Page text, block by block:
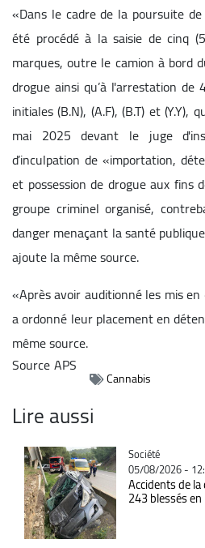
«Dans le cadre de la poursuite
été procédé à la saisie de cinq
marques, outre le camion à bord
drogue ainsi qu’à l'arrestation de
initiales (B.N), (A.F), (B.T) et
mai 2025 devant le juge
d’inculpation de «importation,
et possession de drogue aux fins
groupe criminel organisé,
danger menaçant la santé
ajoute la même source.
«Après avoir auditionné les mis
a ordonné leur placement en
même source.
SourceAPS
Cannabis
Lire aussi
Catégorie
Société
05/08/2026 -
Accidents de
243 blessés